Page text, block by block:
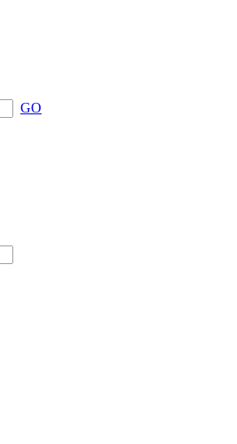
GO